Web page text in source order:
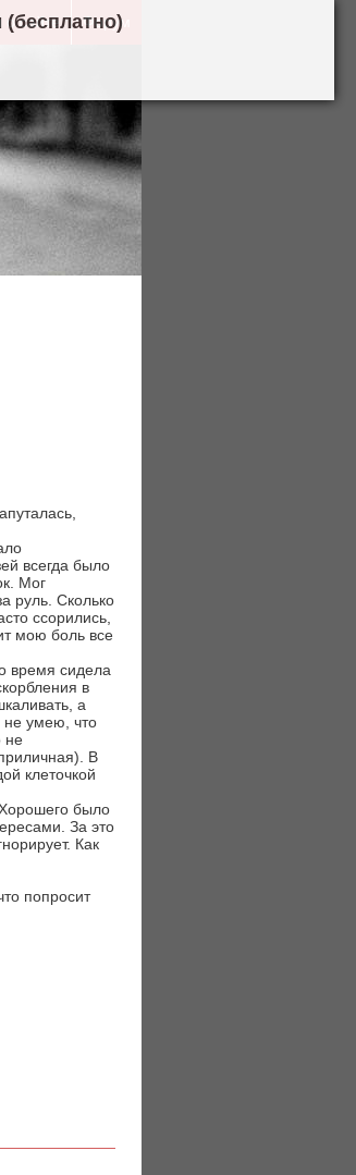
(бесплатно)
сайте Форум
всегда было
Мог
руль. Сколько
ссорились,
мою боль все
время сидела
в
а
не умею, что
не
В
клеточкой
было
За это
Как
попросит